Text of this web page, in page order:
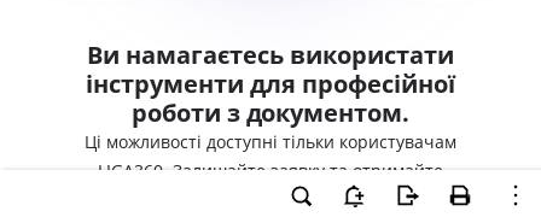
Ви намагаєтесь використати
інструменти для професійної
роботи з документом.
Ці можливості доступні тільки користувачам
LIGA360. Залишайте заявку та отримайте
доступ для професійної роботи прямо зараз.